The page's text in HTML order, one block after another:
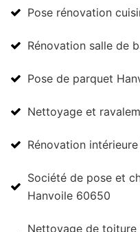
Pose rénovation
Rénovation salle de
Pose de parquet
Nettoyage et
Rénovation
Société de pose et
Hanvoile 60650
Nettoyage de